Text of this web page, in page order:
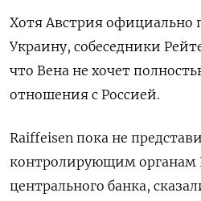
Хотя Австрия официально
Украину, собеседники
что Вена не хочет
отношения с Россией.
Raiffeisen пока не
контролирующим органам
центрального банка,